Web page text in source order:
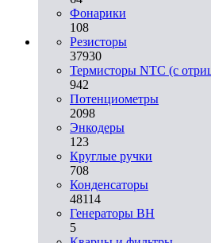
Фонарики
108
Резисторы
37930
Термисторы NTC (с
942
Потенциометры
2098
Энкодеры
123
Круглые ручки
708
Конденсаторы
48114
Генераторы ВН
5